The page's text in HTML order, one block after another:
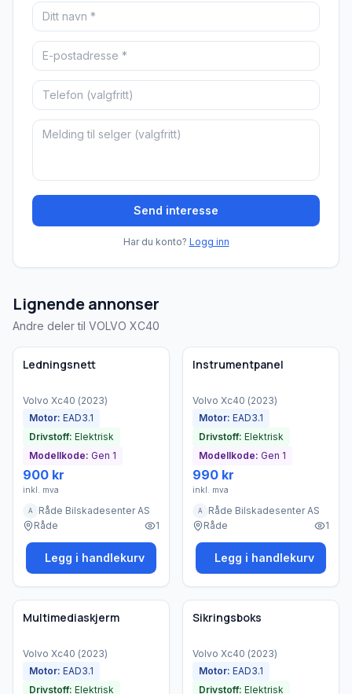
Send interesse
Har du konto? Logg inn
Lignende annonser
Andre deler til VOLVO XC40
Brukt - god tilstand
Bedrift
Ledningsnett
Volvo Xc40 (2023)
Motor: EAD3.1
Drivstoff: Elektrisk
Modellkode: Gen 1
900 kr
inkl. mva
A
Råde Bilskadesenter AS
Råde
1
Legg i handlekurv
Bedrift
Instrumentpanel
Volvo Xc40 (2023)
Motor: EAD3.1
Drivstoff: Elektrisk
Modellkode: Gen 1
990 kr
inkl. mva
A
Råde Bilskadesenter AS
Råde
1
Legg i handlekurv
Brukt - god tilstand
Bedrift
Multimediaskjerm
Volvo Xc40 (2023)
Motor: EAD3.1
Drivstoff: Elektrisk
Brukt - god tilstand
Bedrift
Sikringsboks
Volvo Xc40 (2023)
Motor: EAD3.1
Drivstoff: Elektrisk